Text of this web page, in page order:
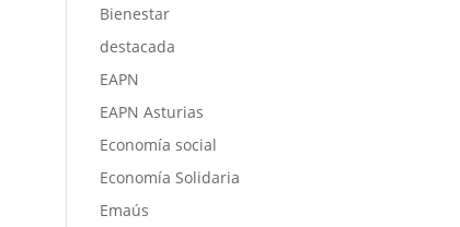
Bienestar
destacada
EAPN
EAPN Asturias
Economía social
Economía Solidaria
Emaús